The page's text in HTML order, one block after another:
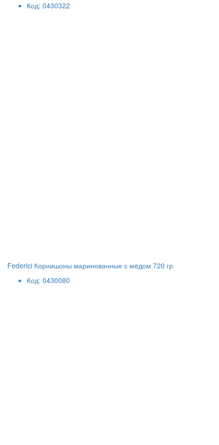
Код: 0430322
Federici Корнишоны маринованные с мёдом 720 гр
Код: 0430080